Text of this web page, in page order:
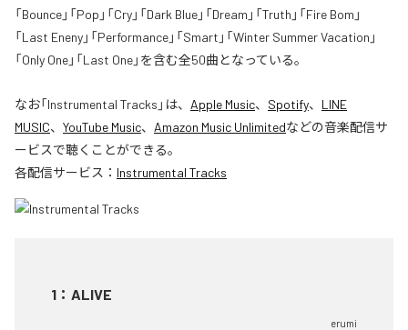
「Bounce」「Pop」「Cry」「Dark Blue」「Dream」「Truth」「Fire Bom」
「Last Eneny」「Performance」「Smart」「Winter Summer Vacation」
「Only One」「Last One」を含む全50曲となっている。
なお「Instrumental Tracks 」は、 Apple Music、 Spotify、 LINE
MUSIC、 YouTube Music、 Amazon Music Unlimitedなどの音楽配信サ
ービスで聴くことができる。
各配信サービス： Instrumental Tracks
1 ： ALIVE
erumi